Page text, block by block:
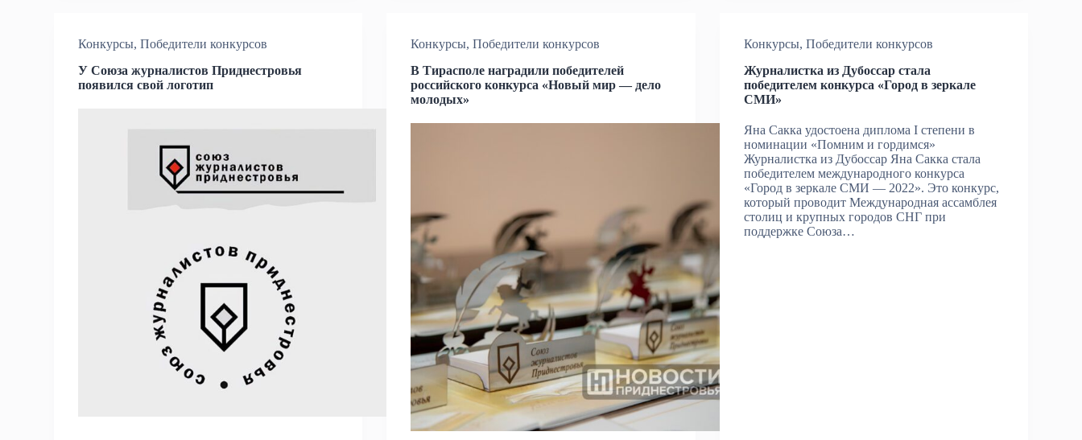
Конкурсы,Победители конкурсов
У Союза журналистов Приднестровья
появился свой логотип
Конкурсы,Победители конкурсов
В Тирасполе наградили победителей
российского конкурса «Новый мир — дело
молодых»
Конкурсы, Победители конкурсов
Журналистка из Дубоссар стала
победителем конкурса «Город в зеркале
СМИ»
Яна Сакка удостоена диплома I степени в
номинации «Помним и гордимся»
Журналистка из Дубоссар Яна Сакка стала
победителем международного конкурса
«Город в зеркале СМИ — 2022». Это конкурс,
который проводит Международная ассамблея
столиц и крупных городов СНГ при
поддержке Союза…